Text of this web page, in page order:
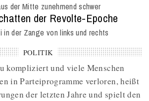
der Mitte zunehmend schwer
:
der Revolte-Epoche
in der Zange von links und rechts
POLITIK
kompliziert und viele Menschen
in Parteiprogramme verloren, heißt
der letzten Jahre und spielt den